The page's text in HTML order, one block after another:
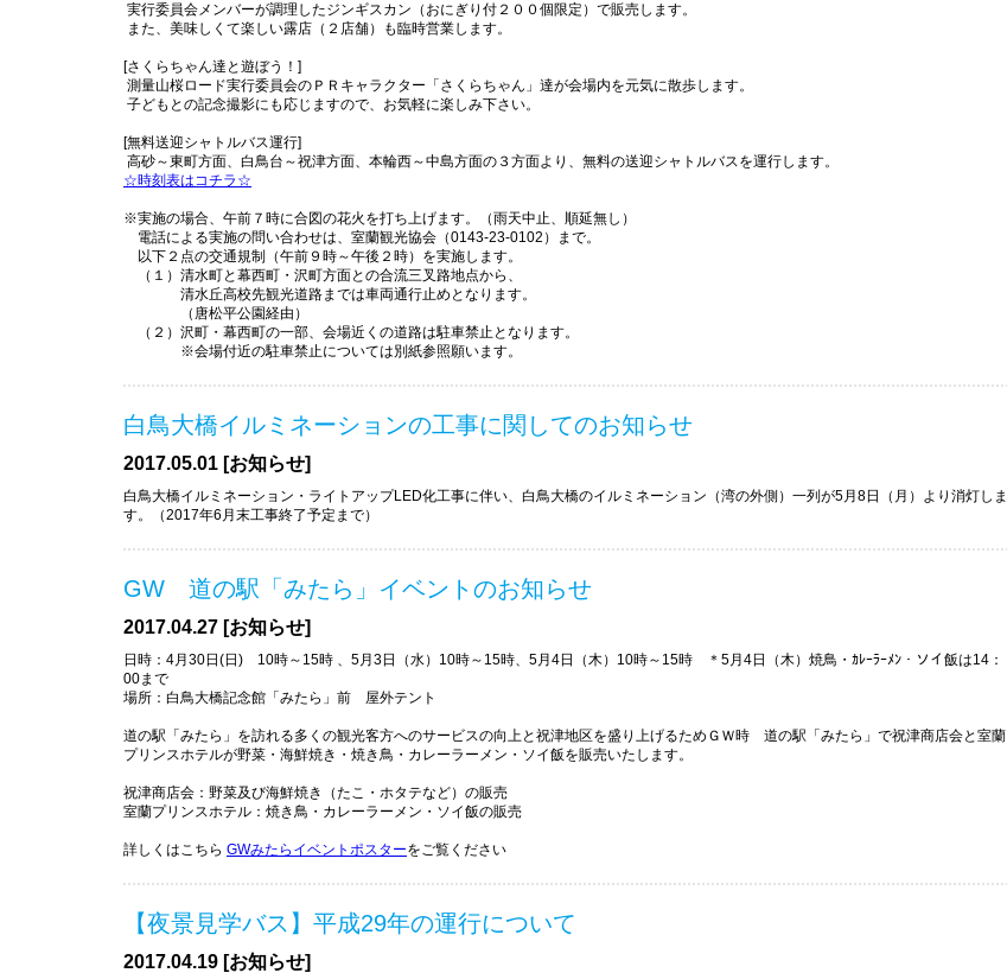
実行委員会メンバーが調理したジンギスカン（おにぎり付２００個限定）で販売します。
また、美味しくて楽しい露店（２店舗）も臨時営業します。
[さくらちゃん達と遊ぼう！]
測量山桜ロード実行委員会のＰＲキャラクター「さくらちゃん」達が会場内を元気に散歩します。
子どもとの記念撮影にも応じますので、お気軽に楽しみ下さい。
[無料送迎シャトルバス運行]
高砂～東町方面、白鳥台～祝津方面、本輪西～中島方面の３方面より、無料の送迎シャトルバスを運行します。
☆時刻表はコチラ☆
※実施の場合、午前７時に合図の花火を打ち上げます。（雨天中止、順延無し）
電話による実施の問い合わせは、室蘭観光協会（0143-23-0102）まで。
以下２点の交通規制（午前９時～午後２時）を実施します。
（１）清水町と幕西町・沢町方面との合流三叉路地点から、
清水丘高校先観光道路までは車両通行止めとなります。
（唐松平公園経由）
（２）沢町・幕西町の一部、会場近くの道路は駐車禁止となります。
※会場付近の駐車禁止については別紙参照願います。
白鳥大橋イルミネーションの工事に関してのお知らせ
2017.05.01 [お知らせ]
白鳥大橋イルミネーション・ライトアップLED化工事に伴い、白鳥大橋のイルミネーション（湾の外側）一列が5月8日（月）より消灯しま
す。（2017年6月末工事終了予定まで）
GW 道の駅「みたら」イベントのお知らせ
2017.04.27 [お知らせ]
日時：4月30日(日) 10時～15時 、5月3日（水）10時～15時、5月4日（木）10時～15時 ＊5月4日（木）焼鳥・ｶﾚｰﾗｰﾒﾝ・ソイ飯は14：
00まで
場所：白鳥大橋記念館「みたら」前 屋外テント
道の駅「みたら」を訪れる多くの観光客方へのサービスの向上と祝津地区を盛り上げるためＧＷ時 道の駅「みたら」で祝津商店会と室蘭
プリンスホテルが野菜・海鮮焼き・焼き鳥・カレーラーメン・ソイ飯を販売いたします。
祝津商店会：野菜及び海鮮焼き（たこ・ホタテなど）の販売
室蘭プリンスホテル：焼き鳥・カレーラーメン・ソイ飯の販売
詳しくはこちら GWみたらイベントポスターをご覧ください
【夜景見学バス】平成29年の運行について
2017.04.19 [お知らせ]